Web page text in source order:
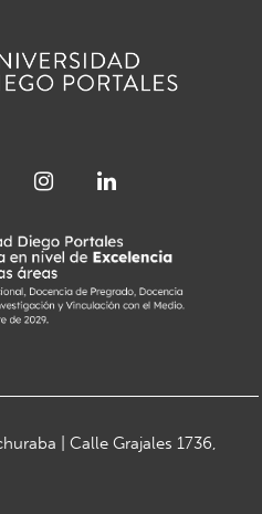
| Calle Grajales 1736,